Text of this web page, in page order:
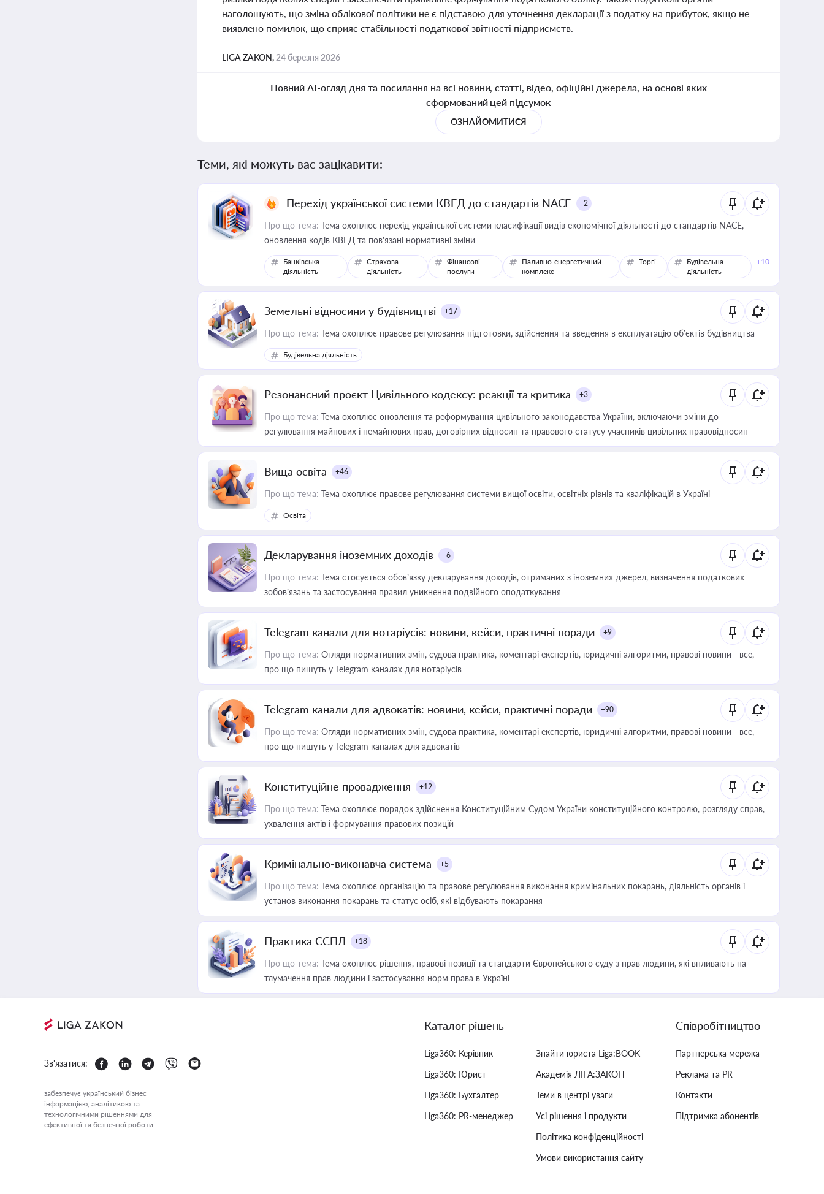
наголошують, що зміна облікової політики не є підставою для уточнення декларації з податку на прибуток, якщо не
виявлено помилок, що сприяє стабільності податкової звітності підприємств.
LIGA ZAKON, 24 березня 2026
Повний AI-огляд дня та посилання на всі новини, статті, відео, офіційні джерела, на основі яких
сформований цей підсумок
ОЗНАЙОМИТИСЯ
Теми, які можуть вас зацікавити:
Перехід української системи КВЕД до стандартів NACE +2
Про що тема: Тема охоплює перехід української системи класифікації видів економічної діяльності до стандартів NACE,
оновлення кодів КВЕД та пов'язані нормативні зміни
Банківська
діяльність
Страхова
діяльність
Фінансові
послуги
Паливно-енергетичний
комплекс
Торгівля
Будівельна
діяльність
+10
Земельні відносини у будівництві +17
Про що тема: Тема охоплює правове регулювання підготовки, здійснення та введення в експлуатацію об’єктів будівництва
Будівельна діяльність
Резонансний проєкт Цивільного кодексу: реакції та критика +3
Про що тема: Тема охоплює оновлення та реформування цивільного законодавства України, включаючи зміни до
регулювання майнових і немайнових прав, договірних відносин та правового статусу учасників цивільних правовідносин
Вища освіта +46
Про що тема: Тема охоплює правове регулювання системи вищої освіти, освітніх рівнів та кваліфікацій в Україні
Освіта
Декларування іноземних доходів +6
Про що тема: Тема стосується обов’язку декларування доходів, отриманих з іноземних джерел, визначення податкових
зобов’язань та застосування правил уникнення подвійного оподаткування
Telegram канали для нотаріусів: новини, кейси, практичні поради +9
Про що тема: Огляди нормативних змін, судова практика, коментарі експертів, юридичні алгоритми, правові новини - все,
про що пишуть у Telegram каналах для нотаріусів
Telegram канали для адвокатів: новини, кейси, практичні поради +90
Про що тема: Огляди нормативних змін, судова практика, коментарі експертів, юридичні алгоритми, правові новини - все,
про що пишуть у Telegram каналах для адвокатів
Конституційне провадження +12
Про що тема: Тема охоплює порядок здійснення Конституційним Судом України конституційного контролю, розгляду справ,
ухвалення актів і формування правових позицій
Кримінально-виконавча система +5
Про що тема: Тема охоплює організацію та правове регулювання виконання кримінальних покарань, діяльність органів і
установ виконання покарань та статус осіб, які відбувають покарання
Практика ЄСПЛ +18
Про що тема: Тема охоплює рішення, правові позиції та стандарти Європейського суду з прав людини, які впливають на
тлумачення прав людини і застосування норм права в Україні
Зв'язатися:
забезпечує український бізнес
інформацією, аналітикою та
технологічними рішеннями для
ефективної та безпечної роботи.
Каталог рішень
Liga360: Керівник
Liga360: Юрист
Liga360: Бухгалтер
Liga360: PR-менеджер
Знайти юриста Liga:BOOK
Академія ЛІГА:ЗАКОН
Теми в центрі уваги
Усі рішення і продукти
Політика конфіденційності
Умови використання сайту
Співробітництво
Партнерська мережа
Реклама та PR
Контакти
Підтримка абонентів